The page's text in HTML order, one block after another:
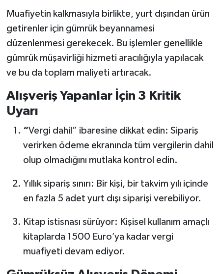
Muafiyetin kalkmasıyla birlikte, yurt dışından ürün
getirenler için gümrük beyannamesi
düzenlenmesi gerekecek. Bu işlemler genellikle
gümrük müşavirliği hizmeti aracılığıyla yapılacak
ve bu da toplam maliyeti artıracak.
Alışveriş Yapanlar İçin 3 Kritik
Uyarı
“Vergi dahil” ibaresine dikkat edin: Sipariş
verirken ödeme ekranında tüm vergilerin dahil
olup olmadığını mutlaka kontrol edin.
Yıllık sipariş sınırı: Bir kişi, bir takvim yılı içinde
en fazla 5 adet yurt dışı siparişi verebiliyor.
Kitap istisnası sürüyor: Kişisel kullanım amaçlı
kitaplarda 1500 Euro’ya kadar vergi
muafiyeti devam ediyor.